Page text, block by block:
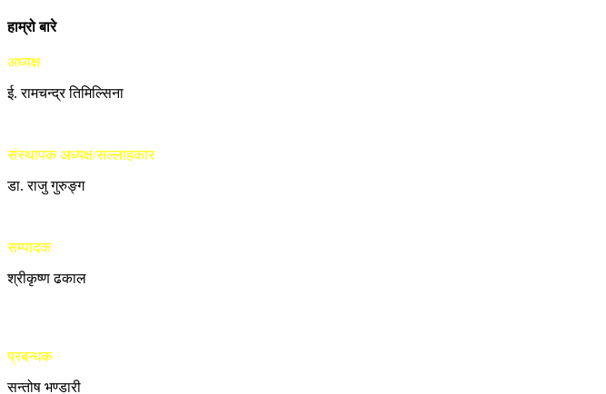
हाम्रो बारे
अध्यक्ष
ई. रामचन्द्र तिमिल्सिना
संस्थापक अध्यक्ष/सल्लाहकार
डा. राजु गुरुङ्ग
सम्पादक
श्रीकृष्ण ढकाल
प्रबन्धक
सन्तोष भण्डारी